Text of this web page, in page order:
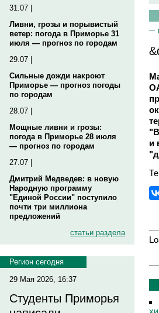
31.07 |
Ливни, грозы и порывистый
ветер: погода в Приморье 31
июля — прогноз по городам
29.07 |
Сильные дожди накроют
Приморье — прогноз погоды
по городам
28.07 |
Мощные ливни и грозы:
погода в Приморье 28 июля
— прогноз по городам
27.07 |
Дмитрий Медведев: в новую
Народную программу
"Единой России" поступило
почти три миллиона
предложений
статьи раздела
Регион сегодня
29 Мая 2026, 16:37
Студенты Приморья
и